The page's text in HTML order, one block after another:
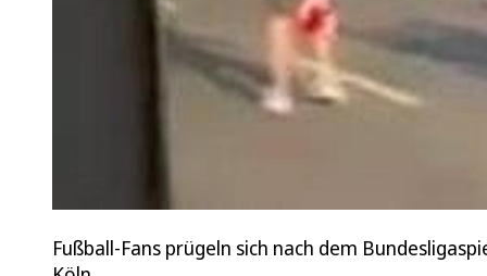
Fußball-Fans prügeln sich nach dem